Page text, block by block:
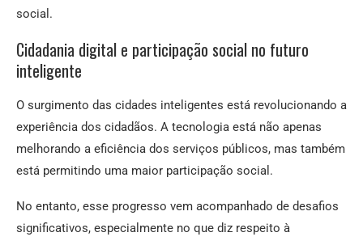
social.
Cidadania digital e participação social no futuro
inteligente
O surgimento das cidades inteligentes está revolucionando a
experiência dos cidadãos. A tecnologia está não apenas
melhorando a eficiência dos serviços públicos, mas também
está permitindo uma maior participação social.
No entanto, esse progresso vem acompanhado de desafios
significativos, especialmente no que diz respeito à